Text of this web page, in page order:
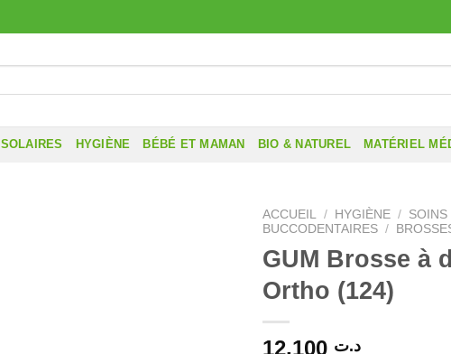
SOLAIRES HYGIÈNE BÉBÉ ET MAMAN BIO & NATUREL MATÉRIEL
ACCUEIL / HYGIÈNE / SOINS
BUCCODENTAIRES /
GUM Brosse à
Ortho (124)
د.ت